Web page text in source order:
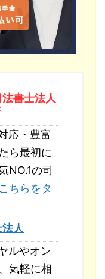
法書士法人
応・豊富
ら最初に
NO.1の司
こちらをタ
人
ルやオン
気軽に相